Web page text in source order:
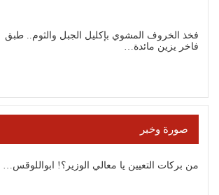
فخذ الخروف المشوي بإكليل الجبل والثوم.. طبق
فاخر يزين مائدة…
صورة وخبر
من بركات التعيين يا معالي الوزير؟! ابواللوقس…